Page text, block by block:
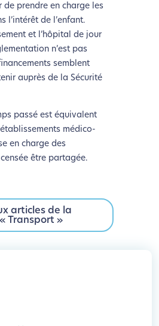
de prendre en charge les
l’intérêt de l’enfant.
et l’hôpital de jour
n’est pas
semblent
auprès de la Sécurité
passé est équivalent
médico-
en charge des
être partagée.
articles de la
Transport »